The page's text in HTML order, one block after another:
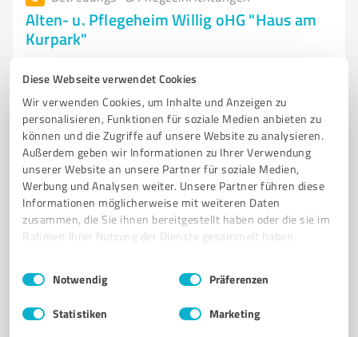
Diese Webseite verwendet Cookies
Wir verwenden Cookies, um Inhalte und Anzeigen zu
personalisieren, Funktionen für soziale Medien anbieten zu
können und die Zugriffe auf unsere Website zu analysieren.
Außerdem geben wir Informationen zu Ihrer Verwendung
unserer Website an unsere Partner für soziale Medien,
Werbung und Analysen weiter. Unsere Partner führen diese
Informationen möglicherweise mit weiteren Daten
zusammen, die Sie ihnen bereitgestellt haben oder die sie im
Rahmen Ihrer Nutzung der Dienste gesammelt haben.
Impressum Datenschutzbestimmungen
Einwilligungsauswahl
Notwendig Präferenzen
Statistiken Marketing
Alten- u. Pflegeheim Willig oHG "Haus am
Kurpark"
– Pflege mit hoher Qualität
PFLEGELEISTUNGEN
BAD SALZDETFURTH
Salinenstraße 31, 31162 Bad Salzdetfurth
Tel. 05063 90860
info@pflegeteam-willig.de
www.altenpflegeheim-willig.de/
Bewertungen (1 Quelle)